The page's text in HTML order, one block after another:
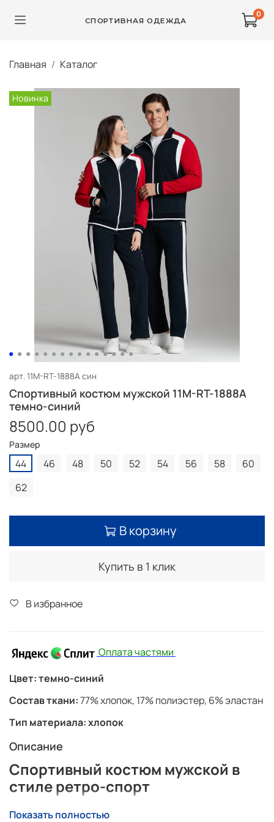
СПОРТИВНАЯ ОДЕЖДА
0
Главная Каталог
Новинка
арт. 11M-RT-1888A син
Спортивный костюм мужской 11M-RT-1888A
темно-синий
8500.00 руб
Размер
44 46 48 50 52 54 56 58
60
62
В корзину
Купить в 1 клик
В избранное
Оплата частями
Цвет: темно-синий
Состав ткани:77% хлопок, 17% полиэстер, 6% эластан
Тип материала:хлопок
Описание
Спортивный костюм мужской в
стиле ретро-спорт
Яркий мужской спортивный костюм
Показать полностью